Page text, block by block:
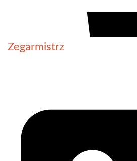
Zegarmistrz